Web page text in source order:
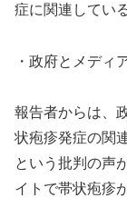
症に関連してい
・政府とメディ
報告者からは、
状疱疹発症の関
という批判の声
イトで帯状疱疹